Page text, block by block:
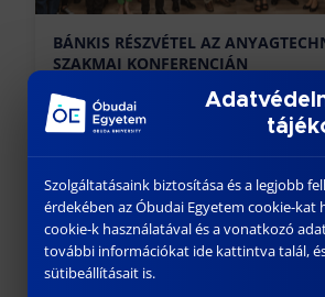
BÁNKIS RÉSZVÉTEL AZ
SZAKMAI KONFERENCIÁN
június 25, 2026
Előző
Szolgáltatásaink biztosítása és a legjobb
érdekében az Óbudai Egyetem cookie-kat
cookie-k használatával és a vonatkozó
további információkat ide kattintva talál,
sütibeállításait is.